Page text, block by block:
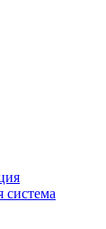
система